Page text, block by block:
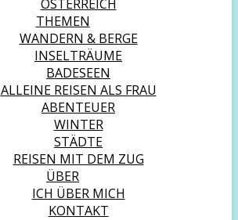
ÖSTERREICH
THEMEN
WANDERN & BERGE
INSELTRÄUME
BADESEEN
ALLEINE REISEN ALS FRAU
ABENTEUER
WINTER
STÄDTE
REISEN MIT DEM ZUG
ÜBER
ICH ÜBER MICH
KONTAKT